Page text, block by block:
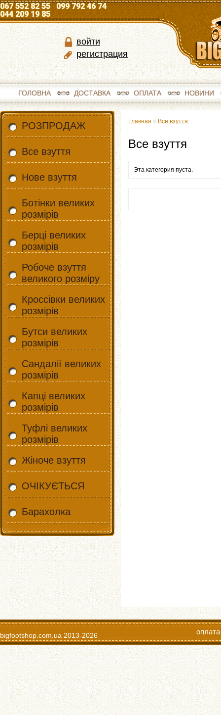
067 552 82 55 099 792 46 74
044 209 19 85
войти
регистрация
ГОЛОВНА ДОСТАВКА ОПЛАТА НОВИНИ
РОЗПРОДАЖ
Все взуття
Нове взуття
Ботінки великих
розмірів
Берці великих
розмірів
Робоче взуття
великого розміру
Кроссівки великих
розмірів
Бутси великих
розмірів
Сандалії великих
розмірів
Капці великих
розмірів
Туфлі великих
розмірів
Жіноче взуття
ОЧІКУЄТЬСЯ
Барахолка
Главная » Все взуття
Все взуття
Эта категория пуста.
bigfootshop.com.ua 2013-2026 оплата